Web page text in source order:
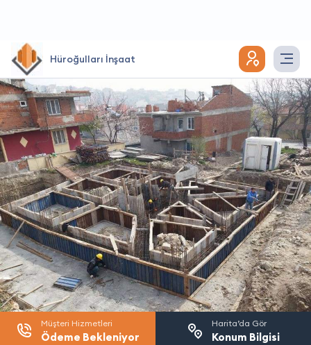
Hüroğulları İnşaat
Müşteri Hizmetleri
Ödeme Bekleniyor
Harita’da Gör
Konum Bilgisi